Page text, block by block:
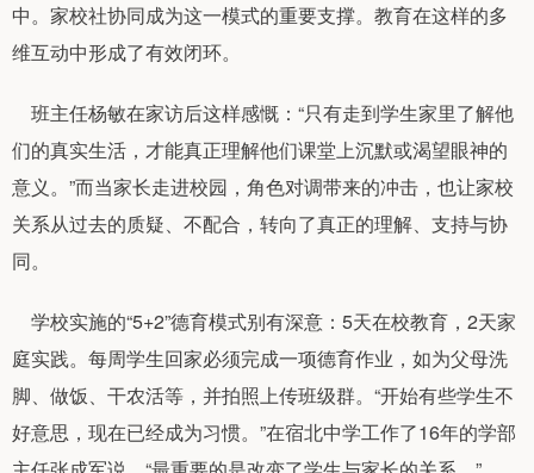
中。家校社协同成为这一模式的重要支撑。教育在这样的多
维互动中形成了有效闭环。
班主任杨敏在家访后这样感慨：“只有走到学生家里了解他
们的真实生活，才能真正理解他们课堂上沉默或渴望眼神的
意义。”而当家长走进校园，角色对调带来的冲击，也让家校
关系从过去的质疑、不配合，转向了真正的理解、支持与协
同。
学校实施的“5+2”德育模式别有深意：5天在校教育，2天家
庭实践。每周学生回家必须完成一项德育作业，如为父母洗
脚、做饭、干农活等，并拍照上传班级群。“开始有些学生不
好意思，现在已经成为习惯。”在宿北中学工作了16年的学部